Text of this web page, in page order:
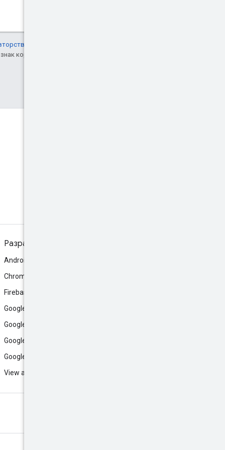
4.0"
корпорации Oracle и ее
Разработка
Android
Chrome
Firebase
Google AI Studio
Google Antigravity
Google Cloud
Google Play
View all